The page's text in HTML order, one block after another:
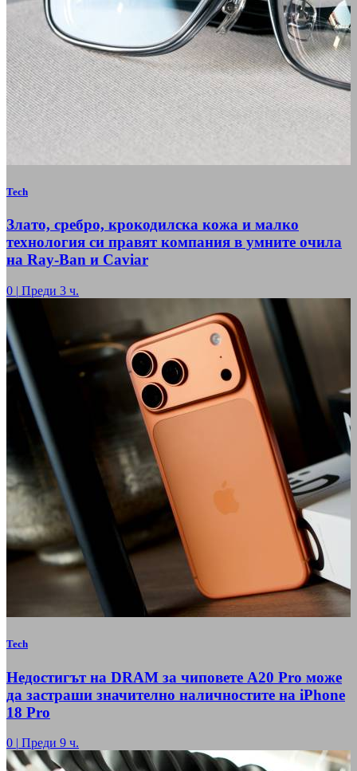
Tech
Злато, сребро, крокодилска кожа и малко
технология си правят компания в умните очила
на Ray-Ban и Caviar
0 | Преди 3 ч.
Tech
Недостигът на DRAM за чиповете A20 Pro може
да застраши значително наличностите на iPhone
18 Pro
0 | Преди 9 ч.